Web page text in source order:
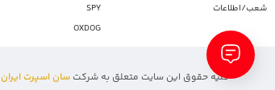
شعب/اطلاعات
SPY
OXDOG
کلیه حقوق این سایت متعلق به شرکت سان اسپرت ایران